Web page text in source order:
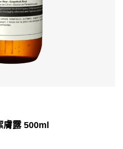
露 500ml